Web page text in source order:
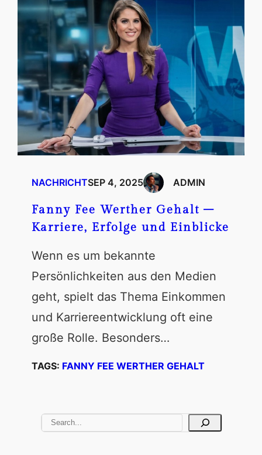
NACHRICHTSEP 4, 2025 ADMIN
Fanny Fee Werther Gehalt –
Karriere, Erfolge und Einblicke
Wenn es um bekannte
Persönlichkeiten aus den Medien
geht, spielt das Thema Einkommen
und Karriereentwicklung oft eine
große Rolle. Besonders…
TAGS: FANNY FEE WERTHER GEHALT